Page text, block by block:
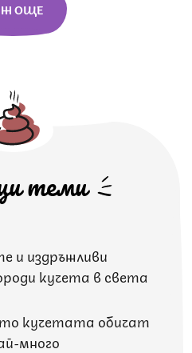
ОЩЕ
теми
и издръжливи
кучета в света
кучетата обичат
много